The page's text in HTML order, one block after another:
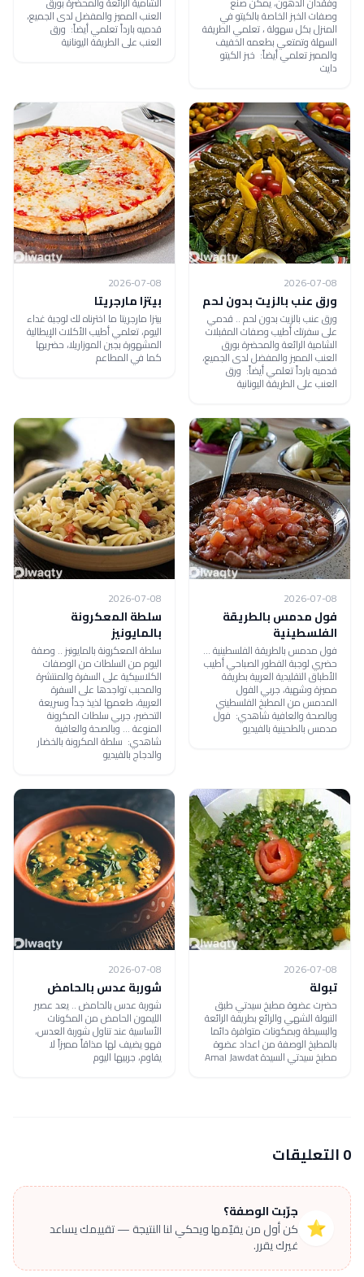
وصفات الخبز الخاصة بالكيتو في
المنزل بكل سهولة ، تعلمي الطريقة
السهلة وتمتعي بطعمه الخفيف
والمميز تعلمي أيضاً: خبز الكيتو
دايت
العنب المميز والمفضل لدى الجميع،
قدميه بارداً تعلمي أيضاً: ورق
العنب على الطريقة اليونانية
2026-07-08
ورق عنب بالزيت بدون لحم
ورق عنب بالزيت بدون لحم .. قدمي
على سفرتك أطيب وصفات المقبلات
الشامية الرائعة والمحضرة بورق
العنب المميز والمفضل لدى الجميع،
قدميه بارداً تعلمي أيضاً: ورق
العنب على الطريقة اليونانية
2026-07-08
بيتزا مارجريتا
بيتزا مارجريتا ما اخترناه لك لوجبة غداء
اليوم، تعلمي أطيب الأكلات الإيطالية
المشهورة بجبن الموزاريلا، حضريها
كما في المطاعم
2026-07-08
فول مدمس بالطريقة
الفلسطينية
فول مدمس بالطريقة الفلسطينية ...
حضري لوجبة الفطور الصباحي أطيب
الأطباق التقليدية العربية بطريقة
مميزة وشهية، جربي الفول
المدمس من المطبخ الفلسطيني
وبالصحة والعافية شاهدي: فول
مدمس بالطحينية بالفيديو
2026-07-08
سلطة المعكرونة
بالمايونيز
سلطة المعكرونة بالمايونيز .. وصفة
اليوم من السلطات من الوصفات
الكلاسيكية على السفرة والمنتشرة
والمحبب تواجدها على السفرة
العربية، طعمها لذيذ جداً وسريعة
التحضير، جربي سلطات المكرونة
المنوعة ... وبالصحة والعافية
شاهدي: سلطة المكرونة بالخضار
والدجاج بالفيديو
2026-07-08
تبولة
حضرت عضوة مطبخ سيدتي طبق
التبولة الشهي والرائع بطريقة الرائعة
والبسيطة وبمكونات متوافرة دائما
بالمطبخ الوصفة من اعداد عضوة
مطبخ سيدتي السيدة Amal Jawdat
2026-07-08
شوربة عدس بالحامض
شوربة عدس بالحامض .. يعد عصير
الليمون الحامض من المكونات
الأساسية عند تناول شوربة العدس،
فهو يضيف لها مذاقاً مميزاً لا
يقاوم، جربيها اليوم
0 التعليقات
⭐
جرّبت الوصفة؟
كن أول من يقيّمها ويحكي لنا النتيجة — تقييمك يساعد
غيرك يقرر.